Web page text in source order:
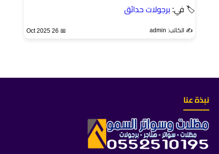
🏷 في: برجولات حدائق
✍️ الكاتب: admin 📅 26 Oct 2025
نبذة عنا